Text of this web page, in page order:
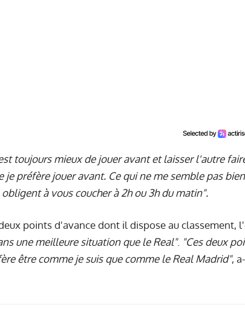
toujours mieux de jouer avant et laisser l'autre
je préfère jouer avant. Ce qui ne me semble pas
à vous coucher à 2h ou 3h du matin".
points d'avance dont il dispose au classement,
une meilleure situation que le Real". "Ces deux
être comme je suis que comme le Real Madrid",